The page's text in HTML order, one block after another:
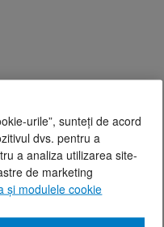
urile”, sunteți de acord
dvs. pentru a
a analiza utilizarea site-
de marketing
și modulele cookie